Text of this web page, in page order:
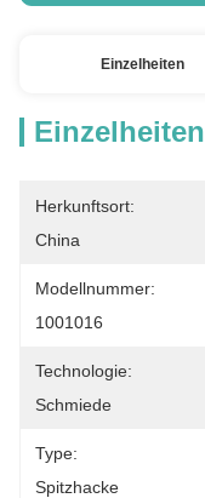
Einzelheiten
Einzelheiten
Herkunftsort:
China
Modellnummer:
1001016
Technologie:
Schmiede
Type:
Spitzhacke